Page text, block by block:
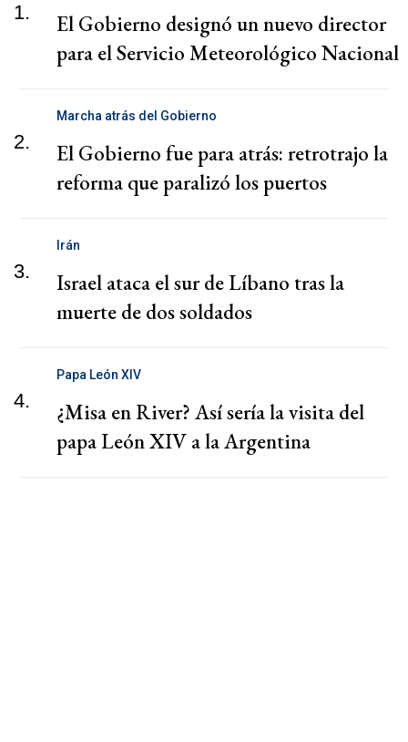
1.
El Gobierno designó un nuevo director
para el Servicio Meteorológico Nacional
2.
Marcha atrás del Gobierno
El Gobierno fue para atrás: retrotrajo la
reforma que paralizó los puertos
3.
Irán
Israel ataca el sur de Líbano tras la
muerte de dos soldados
4.
Papa León XIV
¿Misa en River? Así sería la visita del
papa León XIV a la Argentina